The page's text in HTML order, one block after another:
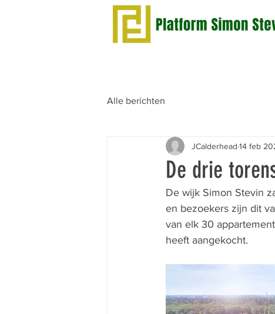
Alle berichten
De drie
JCalderhead 14 feb
De wijk Simon Stevin
en bezoekers zijn dit
van elk 30
heeft aangekocht.